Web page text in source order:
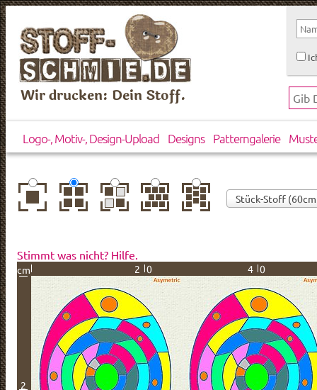
Wir drucken: Dein Stoff.
Logo-, Motiv-, Design-Upload Designs Patterngalerie
zentriert
einfach
wiederholt
gespiegelthorizontal
versetzt
vertikal
versetzt
Stimmt was nicht? Hilfe.
cm 20 40
2